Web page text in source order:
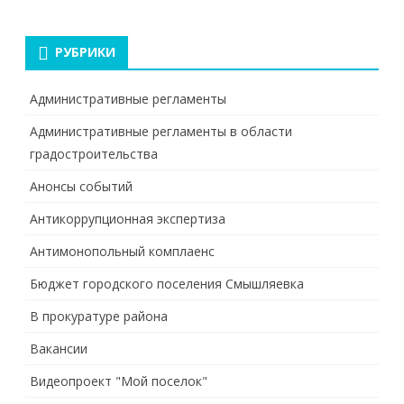
РУБРИКИ
Административные регламенты
Административные регламенты в области
градостроительства
Анонсы событий
Антикоррупционная экспертиза
Антимонопольный комплаенс
Бюджет городского поселения Смышляевка
В прокуратуре района
Вакансии
Видеопроект "Мой поселок"